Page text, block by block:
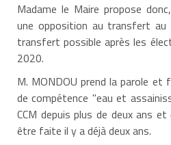
Madame le Maire propose
une opposition au transfert au
transfert possible après les
2020.
M. MONDOU prend la parole et
de compétence "eau et
CCM depuis plus de deux ans
être faite il y a déjà deux ans.